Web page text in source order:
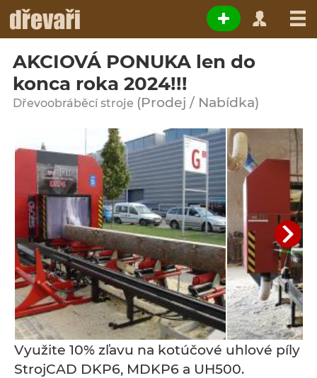
AKCIOVÁ PONUKA len do
konca roka 2024!!!
Dřevoobráběcí stroje (Prodej / Nabídka)
Využite 10% zľavu na kotúčové uhlové píly
StrojCAD DKP6, MDKP6 a UH500.